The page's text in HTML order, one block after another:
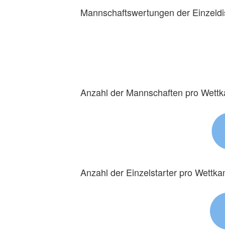
Mannschaftswertungen der
Anzahl der Mannschaften pro
Anzahl der Einzelstarter pro